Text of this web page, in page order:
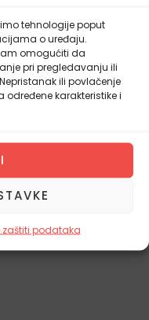
tehnologije poput
o uređaju.
omogućiti da
pri pregledavanju ili
ili povlačenje
karakteristike i
zaštiti podataka